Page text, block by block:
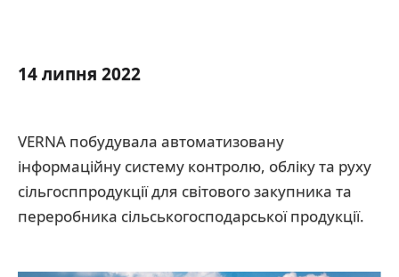
14 липня 2022
VERNA побудувала автоматизовану
інформаційну систему контролю, обліку та руху
сільгосппродукції для світового закупника та
переробника сільськогосподарської продукції.